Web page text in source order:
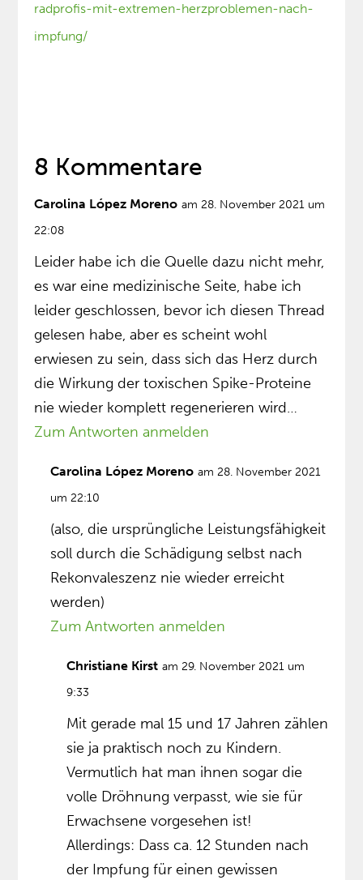
radprofis-mit-extremen-herzproblemen-nach-
impfung/
8 Kommentare
Carolina López Moreno am 28. November 2021 um
22:08
Leider habe ich die Quelle dazu nicht mehr,
es war eine medizinische Seite, habe ich
leider geschlossen, bevor ich diesen Thread
gelesen habe, aber es scheint wohl
erwiesen zu sein, dass sich das Herz durch
die Wirkung der toxischen Spike-Proteine
nie wieder komplett regenerieren wird…
Zum Antworten anmelden
Carolina López Moreno am 28. November 2021
um 22:10
(also, die ursprüngliche Leistungsfähigkeit
soll durch die Schädigung selbst nach
Rekonvaleszenz nie wieder erreicht
werden)
Zum Antworten anmelden
Christiane Kirst am 29. November 2021 um
9:33
Mit gerade mal 15 und 17 Jahren zählen
sie ja praktisch noch zu Kindern.
Vermutlich hat man ihnen sogar die
volle Dröhnung verpasst, wie sie für
Erwachsene vorgesehen ist!
Allerdings: Dass ca. 12 Stunden nach
der Impfung für einen gewissen